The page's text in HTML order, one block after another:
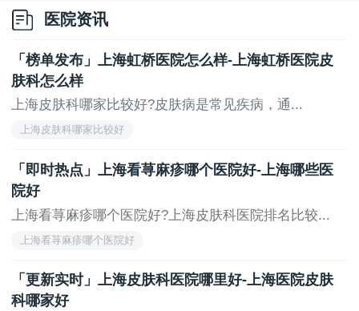
上海交通大学医学院附属瑞金医院皮肤科以皮肤病
理诊断和系统xing皮肤病治疗为特色，擅长红斑lang疮、
皮肌炎等自身免疫xing皮肤病的综合管理。科室注重多
学科协作，结合风湿免疫科、肾内科等资源，为复杂病
例提供个体化方案，同时开展皮肤美容及光动力治疗等
上海交通大学医学院附属新华医院杨浦院区皮肤科
在儿童皮肤病及过敏xing皮肤病领域you势xian著，针对
婴幼儿湿疹、特应xing皮炎等设立专病门诊，提供从诊
断到长期管理的全流程服务。科室还开展儿童血管瘤、
科学护理患儿皮肤。
医院资讯
「榜单发布」上海虹桥医院怎么样-上海虹桥医院皮
肤科怎么样
上海皮肤科哪家比较好?皮肤病是常见疾病，通...
上海皮肤科哪家比较好
「即时热点」上海看荨麻疹哪个医院好-上海哪些医
院好
上海看荨麻疹哪个医院好?上海皮肤科医院排名比较...
上海看荨麻疹哪个医院好
「更新实时」上海皮肤科医院哪里好-上海医院皮肤
科哪家好